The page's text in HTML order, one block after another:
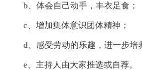
b、体会自己动手，丰衣足食；
c、增加集体意识团体精神；
d、感受劳动的乐趣，进一步培
e、主持人由大家推选或自荐。